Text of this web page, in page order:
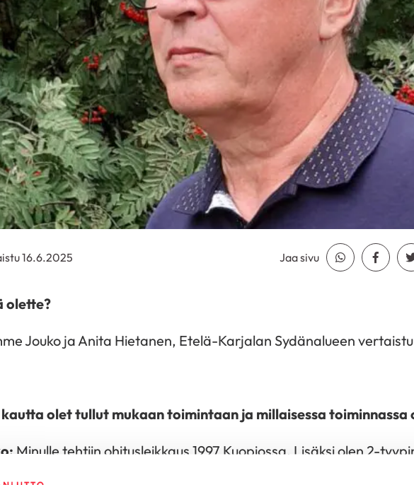
16.6.2025 Jaa sivu Jaa Whatsapp
Jaa
olette?
Jouko ja Anita Hietanen, Etelä-Karjalan Sydänalueen
olet tullut mukaan toimintaan ja millaisessa toiminnassa
Minulle tehtiin ohitusleikkaus 1997 Kuopiossa. Lisäksi olen 2-
rytminsiirtoja on tehty vuosien mittaan muutaman kerran.